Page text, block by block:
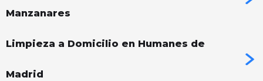
Manzanares
Limpieza a Domicilio en Humanes de
Madrid